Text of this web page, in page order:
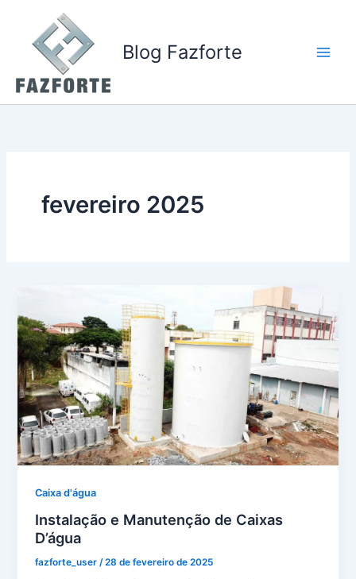
conteúdo
Blog Fazforte
fevereiro 2025
Caixa d'água
Instalação e Manutenção de Caixas
D’água
fazforte_user/28 de fevereiro de 2025